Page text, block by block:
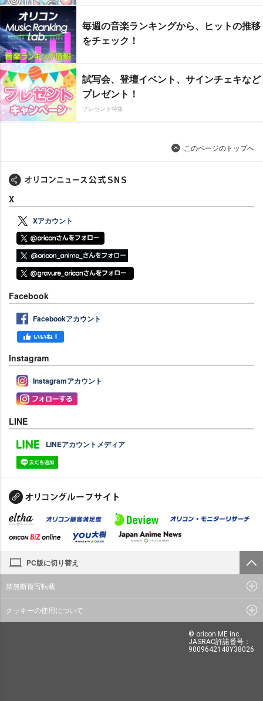
毎週の音楽ランキングから、ヒットの推移
をチェック！
試写会、登壇イベント、サインチェキなど
プレゼント！
プレゼント特集
このページのトップへ
X
Xアカウント
Facebook
Facebookアカウント
Instagram
Instagramアカウント
LINE
LINEアカウントメディア
PC版に切り替え
禁無断複写転載
クッキーの使用について
© oricon ME inc.
JASRAC許諾番号：
9009642140Y38026